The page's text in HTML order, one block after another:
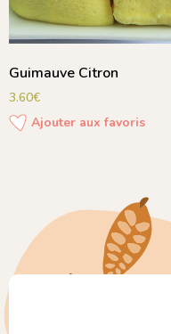
Guimauve Citron
3.60€
Ajouter aux favoris